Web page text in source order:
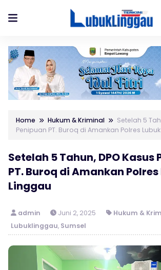
Home Hukum & Kriminal
Setelah 5
Penipuan PT. Buroq di Amankan Polres
Setelah 5 Tahun, DPO Kasus
PT. Buroq di Amankan
Linggau
admin Juni 2, 2025 Hukum &
Lubuklinggau, Sumsel